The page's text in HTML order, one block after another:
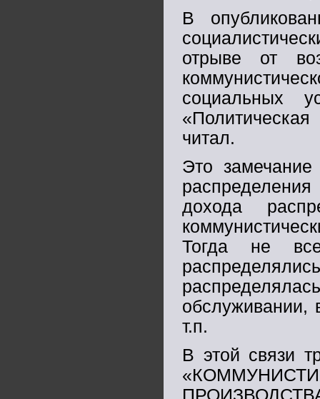
В
отрыве от
социальных
читал.
Это замечание
дохода
Тогда не
обслуживании,
т.п.
В этой связи